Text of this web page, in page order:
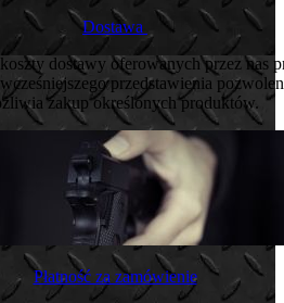
Dostawa
dostawy oferowanych przez nas
przedstawienia
zakup określonych produktów.
Płatność za zamówienie